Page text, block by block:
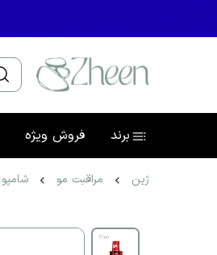
برند فروش ویژه
ژین مراقبت مو شامپو